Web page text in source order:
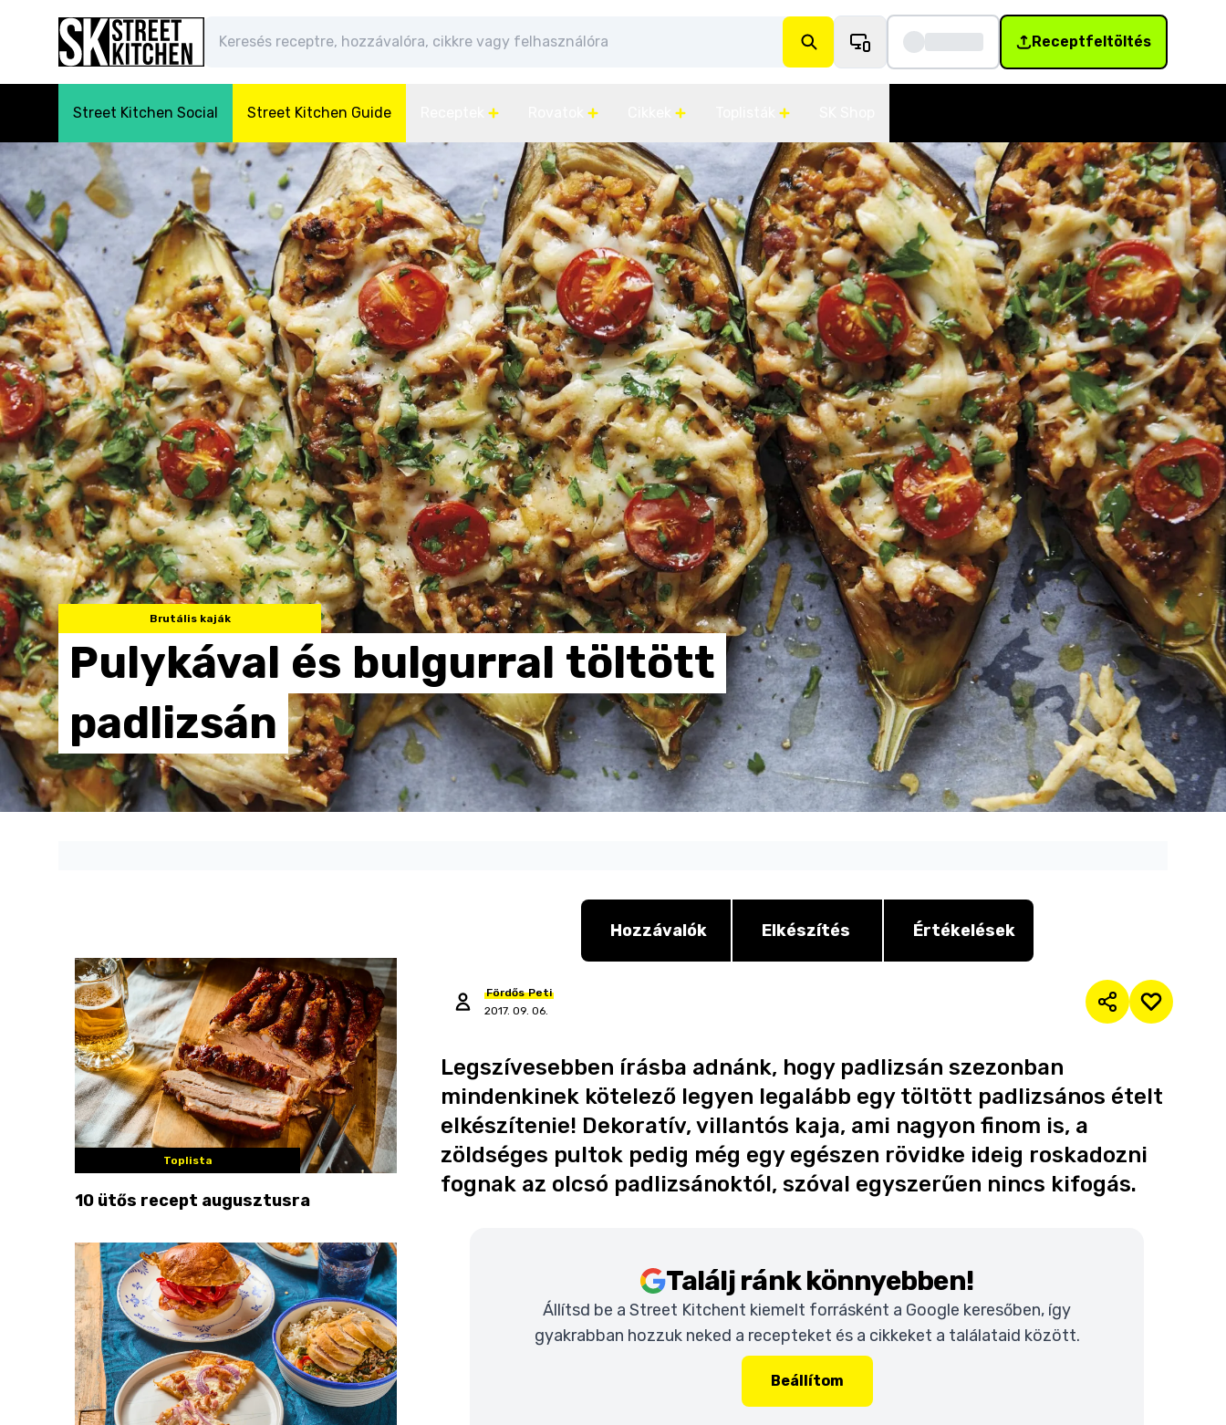
Receptfeltöltés
Street Kitchen Social Street Kitchen Guide
Brutális kaják
Pulykával és bulgurral töltött
padlizsán
Toplista
10 ütős recept augusztusra
Hozzávalók Elkészítés Értékelések
Fördős Peti
2017. 09. 06.
Legszívesebben írásba adnánk, hogy padlizsán szezonban
mindenkinek kötelező legyen legalább egy töltött padlizsános ételt
elkészítenie! Dekoratív, villantós kaja, ami nagyon finom is, a
zöldséges pultok pedig még egy egészen rövidke ideig roskadozni
fognak az olcsó padlizsánoktól, szóval egyszerűen nincs kifogás.
Találj ránk könnyebben!
Állítsd be a Street Kitchent kiemelt forrásként a Google keresőben, így
gyakrabban hozzuk neked a recepteket és a cikkeket a találataid között.
Beállítom